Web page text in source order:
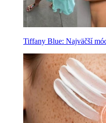
Tiffany Blue: Najväčší